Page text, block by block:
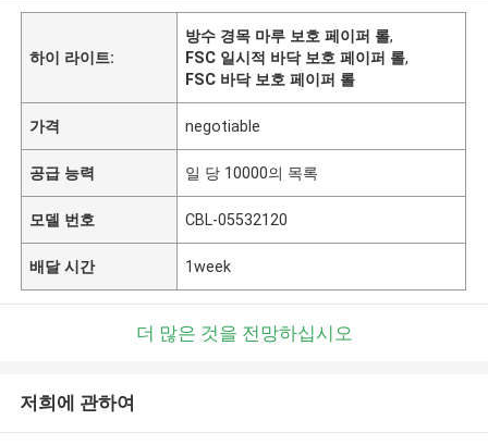
하이 라이트:
방수 경목 마루 보호 페이퍼 롤,
FSC 일시적 바닥 보호 페이퍼 롤,
FSC 바닥 보호 페이퍼 롤
가격 negotiable
공급 능력 일 당 10000의 목록
모델 번호 CBL-05532120
배달 시간 1week
더 많은 것을 전망하십시오
저희에 관하여